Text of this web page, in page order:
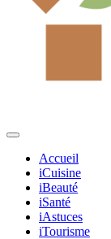
Accueil
iCuisine
iBeauté
iSanté
iAstuces
iTourisme